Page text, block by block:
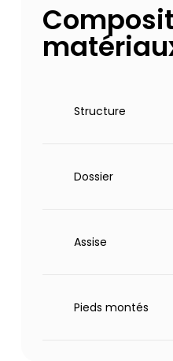
Structure
de particules,
Dossier
mousse
Assise
polyuréthane
Pieds montés